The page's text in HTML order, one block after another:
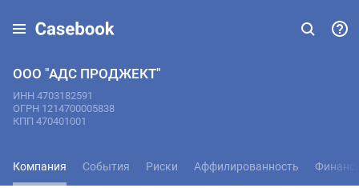
ООО "АДС ПРОДЖЕКТ"
ИНН 4703182591
ОГРН 1214700005838
КПП 470401001
Компания События Риски Аффилированность